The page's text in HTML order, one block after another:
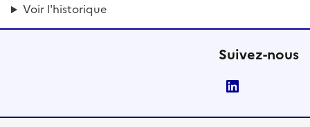
Voir l'historique
Suivez-nous